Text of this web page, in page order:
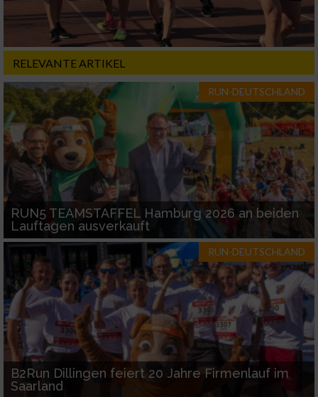
RELEVANTE ARTIKEL
RUN-DEUTSCHLAND
RUN5 TEAMSTAFFEL Hamburg 2026 an beiden
Lauftagen ausverkauft
RUN-DEUTSCHLAND
B2Run Dillingen feiert 20 Jahre Firmenlauf im
Saarland
Notwendig
Performance
Funktional
Werbung